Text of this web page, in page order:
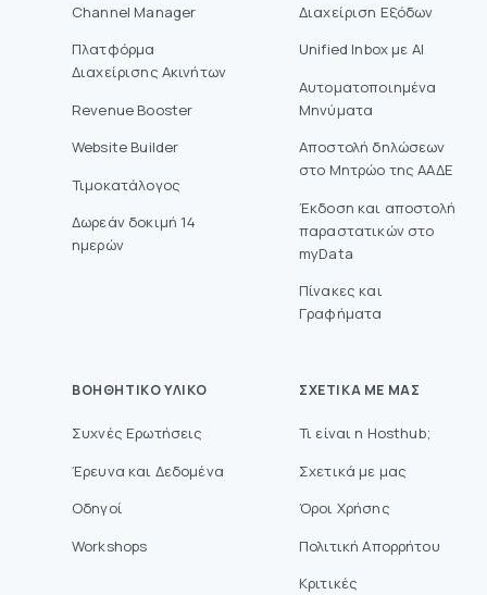
Channel Manager
Πλατφόρμα
Διαχείρισης Ακινήτων
Revenue Booster
Website Builder
Τιμοκατάλογος
Δωρεάν δοκιμή 14
ημερών
Διαχείριση Εξόδων
Unified Inbox με AI
Αυτοματοποιημένα
Μηνύματα
Aποστολή δηλώσεων
στο Mητρώο της ΑΑΔΕ
Έκδοση και αποστολή
παραστατικών στο
myData
Πίνακες και
Γραφήματα
ΒΟΗΘΗΤΙΚΌ ΥΛΙΚΌ
Συχνές Ερωτήσεις
Έρευνα και Δεδομένα
Οδηγοί
Workshops
ΣΧΕΤΙΚΆ ΜΕ ΜΑΣ
Τι είναι η Hosthub;
Σχετικά με μας
Όροι Χρήσης
Πολιτική Απορρήτου
Κριτικές